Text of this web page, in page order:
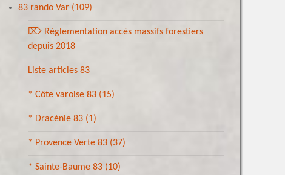
83 rando Var (109)
⌦ Réglementation accès massifs forestiers
depuis 2018
Liste articles 83
* Côte varoise 83 (15)
* Dracénie 83 (1)
* Provence Verte 83 (37)
* Sainte-Baume 83 (10)